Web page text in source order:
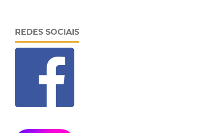
REDES SOCIAIS